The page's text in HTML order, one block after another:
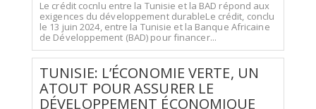
Le crédit cocnlu entre la Tunisie et la BAD répond aux
exigences du développement durableLe crédit, conclu
le 13 juin 2024, entre la Tunisie et la Banque Africaine
de Développement (BAD) pour financer...
TUNISIE: L’ÉCONOMIE VERTE, UN
ATOUT POUR ASSURER LE
DÉVELOPPEMENT ÉCONOMIQUE